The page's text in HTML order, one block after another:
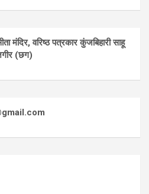
मंदिर, वरिष्ठ पत्रकार कुंजबिहारी साहू
(छग)